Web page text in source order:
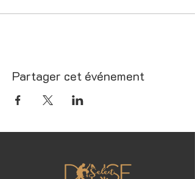
Partager cet événement